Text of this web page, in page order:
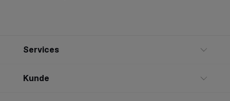
Services
Kunde